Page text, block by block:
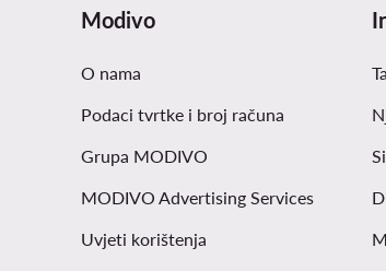
Modivo
O nama
Podaci tvrtke i broj računa
Grupa MODIVO
MODIVO Advertising Services
Uvjeti korištenja